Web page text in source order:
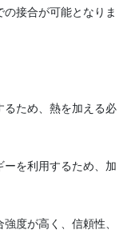
接合が可能となりま
ため、熱を加える必
を利用するため、加
度が高く、信頼性、